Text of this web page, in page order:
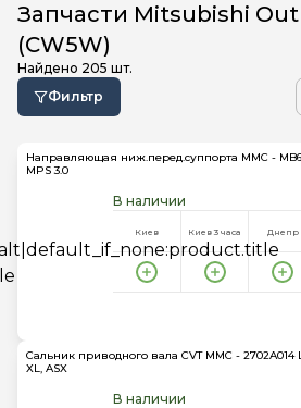
Запчасти Mitsubishi
(CW5W)
Найдено 205 шт.
Фильтр
Направляющая ниж.перед.суппорта MMC -
MPS 3.0
В наличии
Киев Киев 3 часа Днепр
Сальник приводного вала CVT MMC - 2702A014
XL, ASX
В наличии